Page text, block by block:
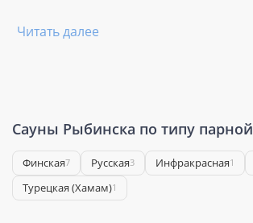
Читать далее
Сауны Рыбинска по типу парной
Финская7 Русская3 Инфракрасная1
Турецкая (Хамам)1